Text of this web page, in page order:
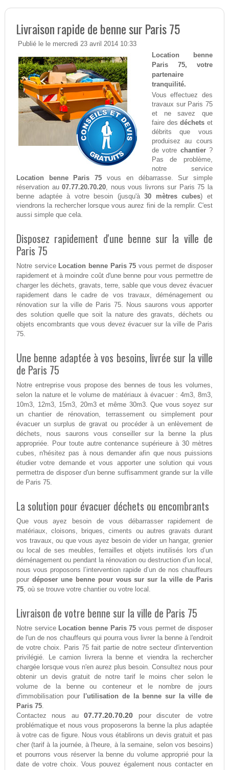
Livraison rapide de benne sur Paris 75
Publié le le mercredi 23 avril 2014 10:33
Location benne
Paris 75, votre
partenaire
tranquilité.
Vous effectuez des
travaux sur Paris 75
et ne savez que
faire desdéchets et
débrits que vous
produisez au cours
de votre chantier?
Pas de problème,
notre service
Location benne Paris 75 vous en débarrasse. Sur simple
réservation au07.77.20.70.20, nous vous livrons sur Paris 75 la
benne adaptée à votre besoin (jusqu'à30 mètres cubes) et
viendrons la rechercher lorsque vous aurez fini de la remplir. C'est
aussi simple que cela.
Disposez rapidement d'une benne sur la ville de
Paris 75
Notre service Location benne Paris 75 vous permet de disposer
rapidement et à moindre coût d'une benne pour vous permettre de
charger les déchets, gravats, terre, sable que vous devez évacuer
rapidement dans le cadre de vos travaux, déménagement ou
rénovation sur la ville de Paris 75. Nous saurons vous apporter
des solution quelle que soit la nature des gravats, déchets ou
objets encombrants que vous devez évacuer sur la ville de Paris
75.
Une benne adaptée à vos besoins, livrée sur la ville
de Paris 75
Notre entreprise vous propose des bennes de tous les volumes,
selon la nature et le volume de matériaux à évacuer : 4m3, 8m3,
10m3, 12m3, 15m3, 20m3 et même 30m3. Que vous soyez sur
un chantier de rénovation, terrassement ou simplement pour
évacuer un surplus de gravat ou procéder à un enlèvement de
déchets, nous saurons vous conseiller sur la benne la plus
appropriée. Pour toute autre contenance supérieure à 30 mètres
cubes, n'hésitez pas à nous demander afin que nous puissions
étudier votre demande et vous apporter une solution qui vous
permettra de disposer d'un benne suffisamment grande sur la ville
de Paris 75.
La solution pour évacuer déchets ou encombrants
Que vous ayez besoin de vous débarrasser rapidement de
matériaux, cloisons, briques, ciments ou autres gravats durant
vos travaux, ou que vous ayez besoin de vider un hangar, grenier
ou local de ses meubles, ferrailles et objets inutilisés lors d’un
déménagement ou pendant la rénovation ou destruction d’un local,
nous vous proposons l’intervention rapide d’un de nos chauffeurs
pour déposer une benne pour vous sur sur la ville de Paris
75, où se trouve votre chantier ou votre local.
Livraison de votre benne sur la ville de Paris 75
Notre service Location benne Paris 75 vous permet de disposer
de l'un de nos chauffeurs qui pourra vous livrer la benne à l'endroit
de votre choix. Paris 75 fait partie de notre secteur d'intervention
privilégié. Le camion livrera la benne et viendra la rechercher
chargée lorsque vous n'en aurez plus besoin. Consultez nous pour
obtenir un devis gratuit de notre tarif le moins cher selon le
volume de la benne ou conteneur et le nombre de jours
d'immobilisation pour
l'utilisation de la benne sur la ville de
Paris 75.
Contactez nous au07.77.20.70.20 pour discuter de votre
problématique et nous vous proposerons la benne la plus adaptée
à votre cas de figure. Nous vous établirons un devis gratuit et pas
cher (tarif à la journée, à l'heure, à la semaine, selon vos besoins)
et pourrons vous réserver la benne du volume approprié pour la
date de votre choix. Vous pouvez également nous contacter en